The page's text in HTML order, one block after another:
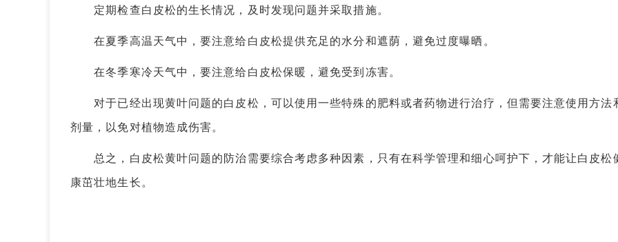
定期检查白皮松的生长情况，及时发现问题并采取措施。
在夏季高温天气中，要注意给白皮松提供充足的水分和遮荫，避免过度曝晒。
在冬季寒冷天气中，要注意给白皮松保暖，避免受到冻害。
对于已经出现黄叶问题的白皮松，可以使用一些特殊的肥料或者药物进行治疗，但需要注意使用方法
剂量，以免对植物造成伤害。
总之，白皮松黄叶问题的防治需要综合考虑多种因素，只有在科学管理和细心呵护下，才能让白皮松
康茁壮地生长。